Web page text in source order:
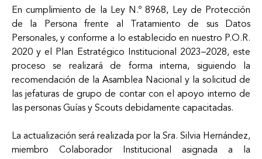
En cumplimiento de la Ley N.º 8968, Ley de Protección
de la Persona frente al Tratamiento de sus Datos
Personales, y conforme a lo establecido en nuestro P.O.R.
2020 y el Plan Estratégico Institucional 2023–2028, este
proceso se realizará de forma interna, siguiendo la
recomendación de la Asamblea Nacional y la solicitud de
las jefaturas de grupo de contar con el apoyo interno de
las personas Guías y Scouts debidamente capacitadas.
La actualización será realizada por la Sra. Silvia Hernández,
miembro Colaborador Institucional asignada a la